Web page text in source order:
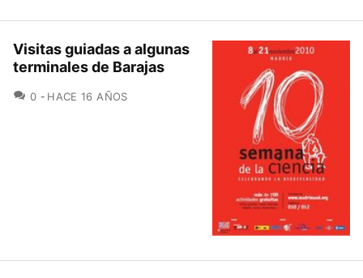
Visitas guiadas a algunas
terminales de Barajas
0 COMENTARIOS
HACE 16 AÑOS